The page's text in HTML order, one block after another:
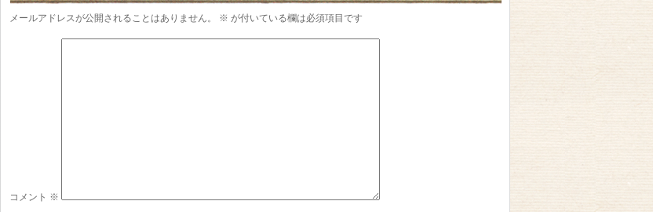
メールアドレスが公開されることはありません。 ※ が付いている欄は必須項目です
コメント ※